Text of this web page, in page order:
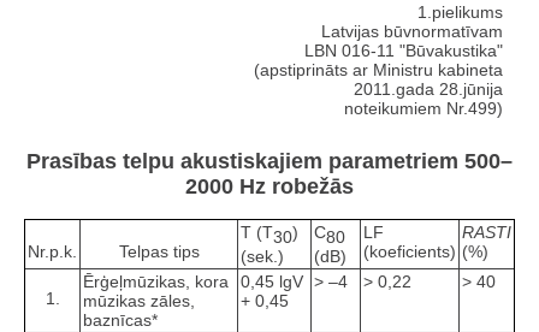
1.pielikums
Latvijas būvnormatīvam
LBN 016-11 "Būvakustika"
(apstiprināts ar Ministru kabineta
2011.gada 28.jūnija
noteikumiem Nr.499)
Prasības telpu akustiskajiem parametriem 500–
2000 Hz robežās
Nr.p.k. Telpas tips
T (T30)
(sek.)
C80
(dB)
LF
(koeficients)
RASTI
(%)
1.
Ērģeļmūzikas, kora
mūzikas zāles,
baznīcas*
0,45 lgV
+ 0,45
> –4 > 0,22 > 40